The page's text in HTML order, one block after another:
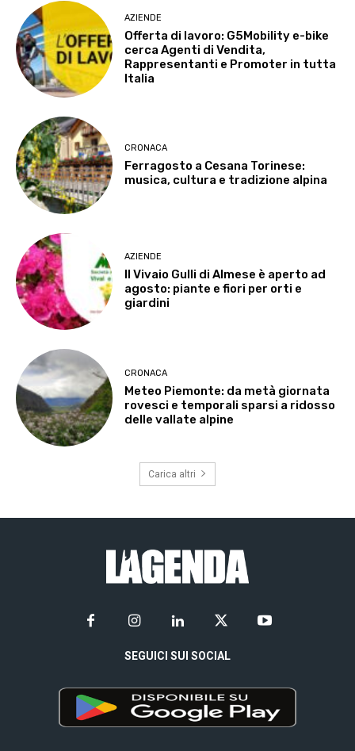
AZIENDE
Offerta di lavoro: G5Mobility e-bike
cerca Agenti di Vendita,
Rappresentanti e Promoter in tutta
Italia
CRONACA
Ferragosto a Cesana Torinese:
musica, cultura e tradizione alpina
AZIENDE
Il Vivaio Gulli di Almese è aperto ad
agosto: piante e fiori per orti e
giardini
CRONACA
Meteo Piemonte: da metà giornata
rovesci e temporali sparsi a ridosso
delle vallate alpine
Carica altri
SEGUICI SUI SOCIAL